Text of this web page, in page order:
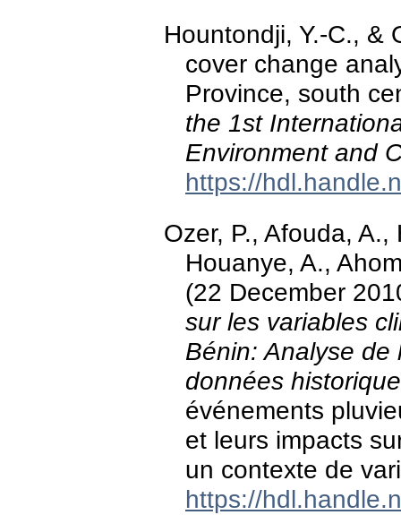
Hountondji, Y.-C., &
cover change
Province, south
the 1st
Environment and
https://
Ozer, P., Afouda,
Houanye, A.,
(22 December
sur les variables
Bénin: Analyse de
données
événements
et leurs impacts
un contexte de
https://